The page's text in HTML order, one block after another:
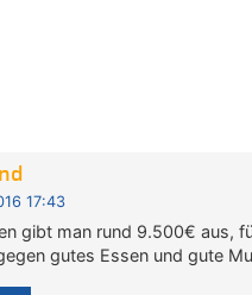
17:43
gibt man rund 9.500€ aus,
gutes Essen und gute